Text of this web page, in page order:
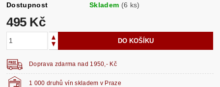
Dostupnost Skladem (6 ks)
495 Kč
1 000 druhů vín skladem v Praze
Doprava zdarma nad 1950,- Kč